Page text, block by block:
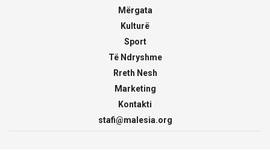
Mërgata
Kulturë
Sport
Të Ndryshme
Rreth Nesh
Marketing
Kontakti
stafi@malesia.org